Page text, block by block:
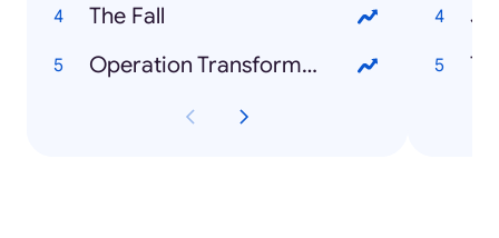
The Fall
Operation Transformation